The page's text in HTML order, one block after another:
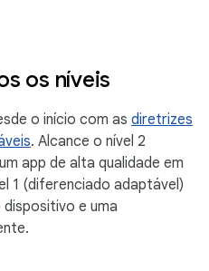
os níveis
o início com as diretrizes
. Alcance o nível 2
app de alta qualidade em
1 (diferenciado adaptável)
e uma